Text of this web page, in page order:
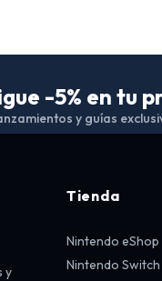
-5% en tu
y guías
y
Tienda
Nintendo eShop
Nintendo Switch